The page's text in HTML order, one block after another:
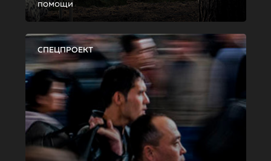
помощи
СПЕЦПРОЕКТ